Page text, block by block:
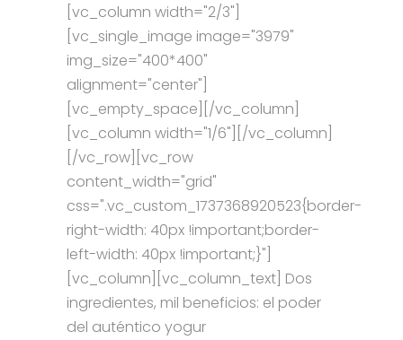
[vc_column width="2/3"]
[vc_single_image image="3979"
img_size="400*400"
alignment="center"]
[vc_empty_space][/vc_column]
[vc_column width="1/6"][/vc_column]
[/vc_row][vc_row
content_width="grid"
css=".vc_custom_1737368920523{border-
right-width: 40px !important;border-
left-width: 40px !important;}"]
[vc_column][vc_column_text] Dos
ingredientes, mil beneficios: el poder
del auténtico yogur